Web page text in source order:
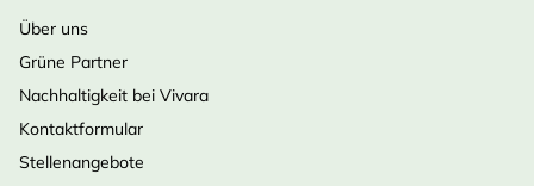
Über uns
Grüne Partner
Nachhaltigkeit bei Vivara
Kontaktformular
Stellenangebote